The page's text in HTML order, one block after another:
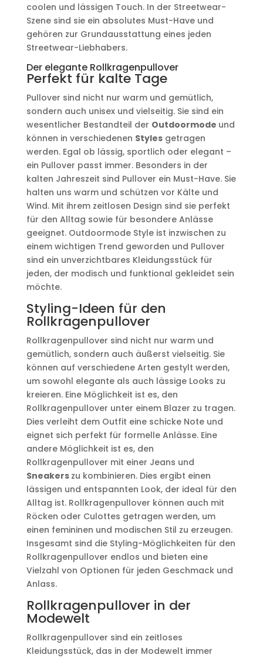
coolen und lässigen Touch. In der Streetwear-
Szene sind sie ein absolutes Must-Have und
gehören zur Grundausstattung eines jeden
Streetwear-Liebhabers.
Der elegante Rollkragenpullover
Perfekt für kalte Tage
Pullover sind nicht nur warm und gemütlich,
sondern auch unisex und vielseitig. Sie sind ein
wesentlicher Bestandteil der Outdoormode und
können in verschiedenen Stylesgetragen
werden. Egal ob lässig, sportlich oder elegant –
ein Pullover passt immer. Besonders in der
kalten Jahreszeit sind Pullover ein Must-Have. Sie
halten uns warm und schützen vor Kälte und
Wind. Mit ihrem zeitlosen Design sind sie perfekt
für den Alltag sowie für besondere Anlässe
geeignet. Outdoormode Style ist inzwischen zu
einem wichtigen Trend geworden und Pullover
sind ein unverzichtbares Kleidungsstück für
jeden, der modisch und funktional gekleidet sein
möchte.
Styling-Ideen für den
Rollkragenpullover
Rollkragenpullover sind nicht nur warm und
gemütlich, sondern auch äußerst vielseitig. Sie
können auf verschiedene Arten gestylt werden,
um sowohl elegante als auch lässige Looks zu
kreieren. Eine Möglichkeit ist es, den
Rollkragenpullover unter einem Blazer zu tragen.
Dies verleiht dem Outfit eine schicke Note und
eignet sich perfekt für formelle Anlässe. Eine
andere Möglichkeit ist es, den
Rollkragenpullover mit einer Jeans und
Sneakers zu kombinieren. Dies ergibt einen
lässigen und entspannten Look, der ideal für den
Alltag ist. Rollkragenpullover können auch mit
Röcken oder Culottes getragen werden, um
einen femininen und modischen Stil zu erzeugen.
Insgesamt sind die Styling-Möglichkeiten für den
Rollkragenpullover endlos und bieten eine
Vielzahl von Optionen für jeden Geschmack und
Anlass.
Rollkragenpullover in der
Modewelt
Rollkragenpullover sind ein zeitloses
Kleidungsstück, das in der Modewelt immer